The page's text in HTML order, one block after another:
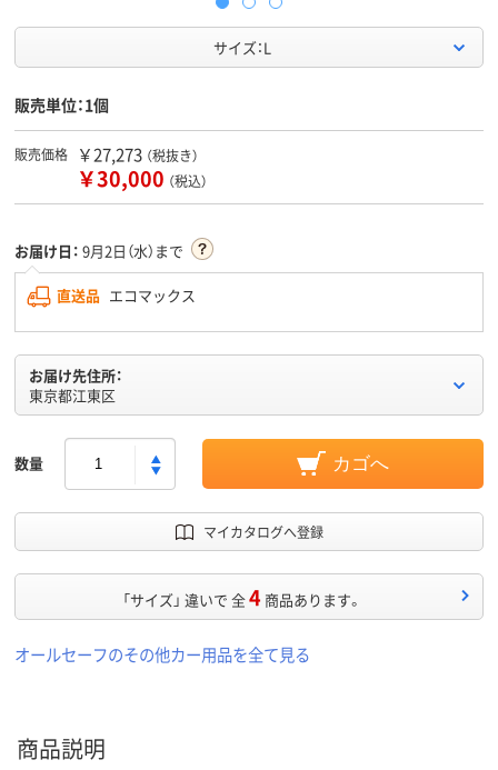
サイズ：L
販売単位：1個
販売価格 ￥27,273 （税抜き）
￥30,000 （税込）
お届け日： 9月2日（水）まで
直送品 エコマックス
お届け先住所：
東京都江東区
数量 カゴへ
マイカタログへ登録
「サイズ」 違いで 全4 商品あります。
オールセーフのその他カー用品を全て見る
商品説明